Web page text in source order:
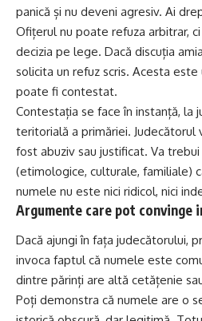
panică și nu deveni agresiv. Ai
Ofițerul nu poate refuza arbitrar,
decizia pe lege. Dacă discuția
solicita un refuz scris. Acesta
poate fi contestat.
Contestația se face în instanță, la
teritorială a primăriei. Judecătorul
fost abuziv sau justificat. Va
(etimologice, culturale, familiale)
numele nu este nici ridicol, nici
Argumente care pot convinge
Dacă ajungi în fața judecătorului,
invoca faptul că numele este
dintre părinți are altă cetățenie
Poți demonstra că numele are o